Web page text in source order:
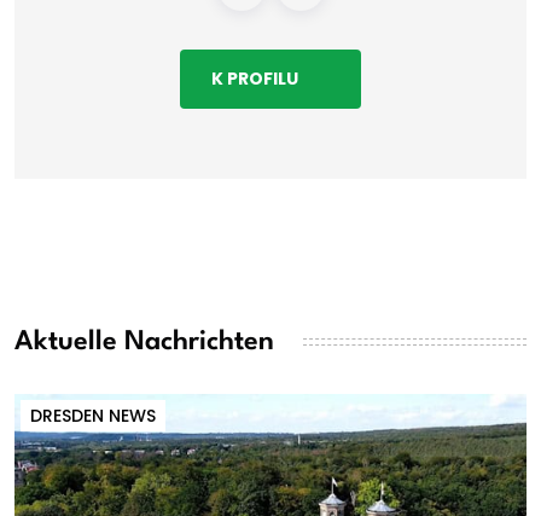
K PROFILU
Aktuelle Nachrichten
DRESDEN NEWS